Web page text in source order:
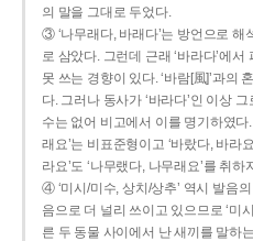
의 말을 그대로 두었다.
③ ‘나무래다, 바래다’는 방언으로 해
로 삼았다. 그런데 근래 ‘바라다’에서
못 쓰는 경향이 있다. ‘바람[風]’과의
다. 그러나 동사가 ‘바라다’인 이상
수는 없어 비고에서 이를 명기하였다
래요’는 비표준형이고 ‘바랐다, 바라
라요’도 ‘나무랬다, 나무래요’를 취하
④ ‘미시/미수, 상치/상추’ 역시 발음
음으로 더 널리 쓰이고 있으므로 ‘미
른 두 동물 사이에서 난 새끼를 말하는